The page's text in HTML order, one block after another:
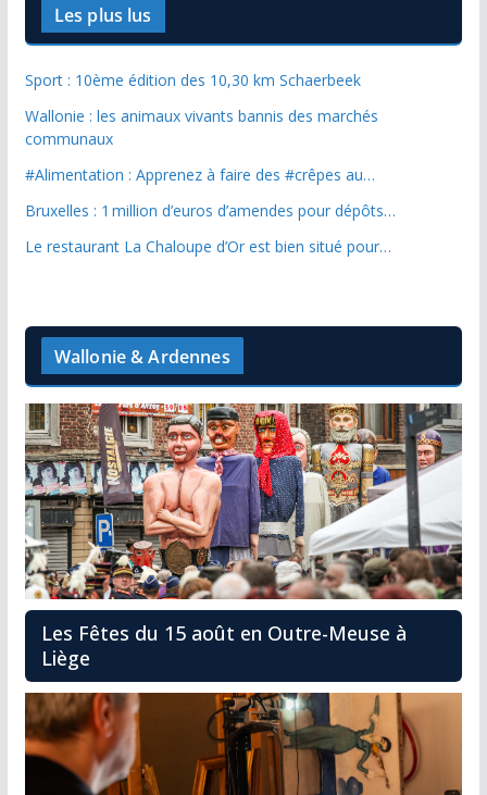
Les plus lus
Sport : 10ème édition des 10,30 km Schaerbeek
Wallonie : les animaux vivants bannis des marchés
communaux
#Alimentation : Apprenez à faire des #crêpes au…
Bruxelles : 1 million d’euros d’amendes pour dépôts…
Le restaurant La Chaloupe d’Or est bien situé pour…
Wallonie & Ardennes
Les Fêtes du 15 août en Outre-Meuse à
Liège